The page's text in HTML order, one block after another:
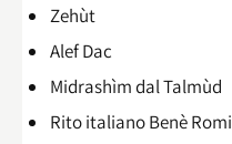
Zehùt
Alef Dac
Midrashìm dal Talmùd
Rito italiano Benè Romi​